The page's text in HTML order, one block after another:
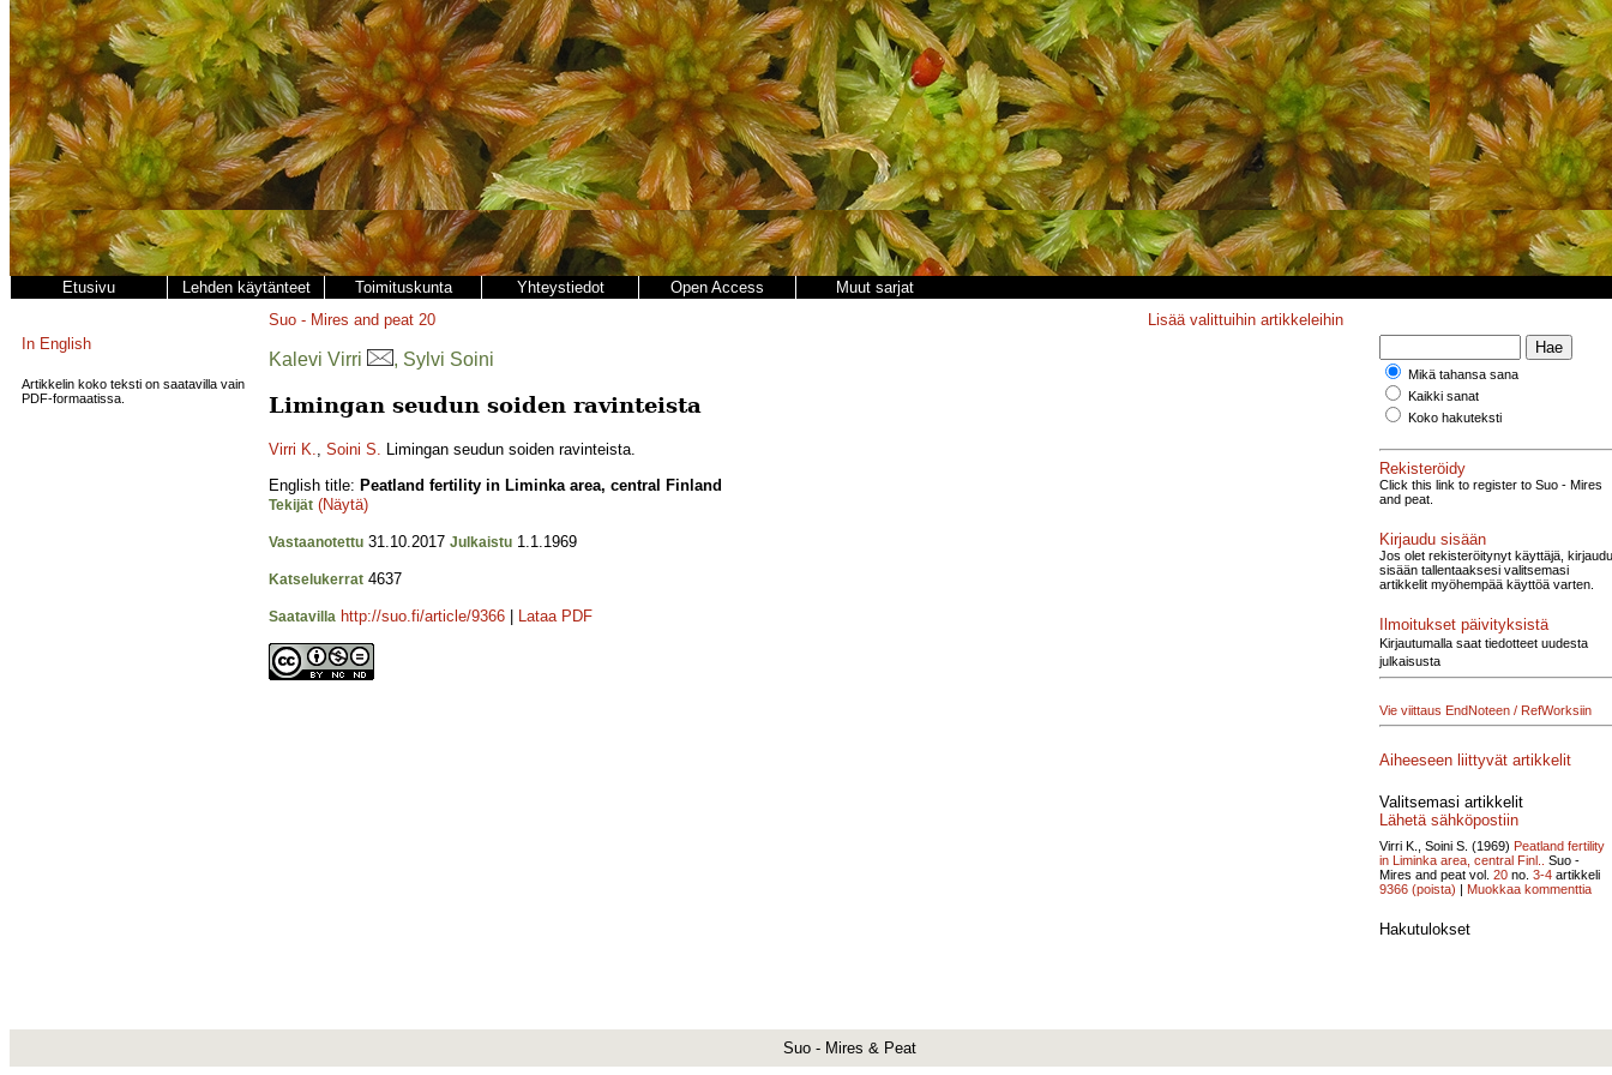
Etusivu Lehden käytänteet Toimituskunta Yhteystiedot Open Access Muut sarjat
In English
Artikkelin koko teksti on saatavilla vain
PDF-formaatissa.
Suo - Mires and peat 20 Lisää valittuihin artikkeleihin
Kalevi Virri , Sylvi Soini
Limingan seudun soiden ravinteista
Virri K., Soini S. Limingan seudun soiden ravinteista.
English title: Peatland fertility in Liminka area, central Finland
Tekijät (Näytä)
Vastaanotettu 31.10.2017 Julkaistu 1.1.1969
Katselukerrat 4637
Saatavilla http://suo.fi/article/9366 Lataa PDF
Mikä tahansa sana
Kaikki sanat
Koko hakuteksti
Rekisteröidy
Click this link to register to Suo - Mires
and peat.
Kirjaudu sisään
Jos olet rekisteröitynyt käyttäjä, kirjaudu
sisään tallentaaksesi valitsemasi
artikkelit myöhempää käyttöä varten.
Ilmoitukset päivityksistä
Kirjautumalla saat tiedotteet uudesta
julkaisusta
Vie viittaus EndNoteen / RefWorksiin
Aiheeseen liittyvät artikkelit
Valitsemasi artikkelit
Lähetä sähköpostiin
Virri K., Soini S. (1969) Peatland fertility
in Liminka area, central Finl..
Suo -
Mires and peat vol. 20 no. 3-4 artikkeli
9366 (poista) | Muokkaa kommenttia
Hakutulokset
Suo - Mires & Peat